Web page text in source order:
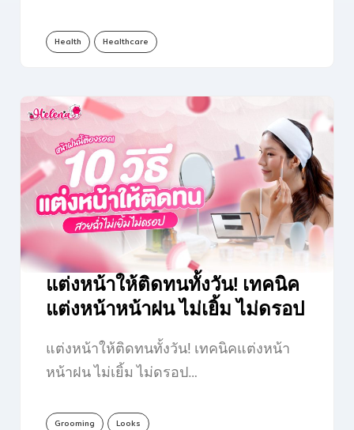
Health Healthcare
แต่งหน้าให้ติดทนทั้งวัน! เทคนิค
แต่งหน้าหน้าฝน ไม่เยิ้ม ไม่ดรอป
แต่งหน้าให้ติดทนทั้งวัน! เทคนิคแต่งหน้า
หน้าฝน ไม่เยิ้ม ไม่ดรอป…
Grooming Looks